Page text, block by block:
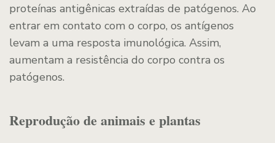
proteínas antigênicas extraídas de patógenos. Ao
entrar em contato com o corpo, os antígenos
levam a uma resposta imunológica. Assim,
aumentam a resistência do corpo contra os
patógenos.
Reprodução de animais e plantas